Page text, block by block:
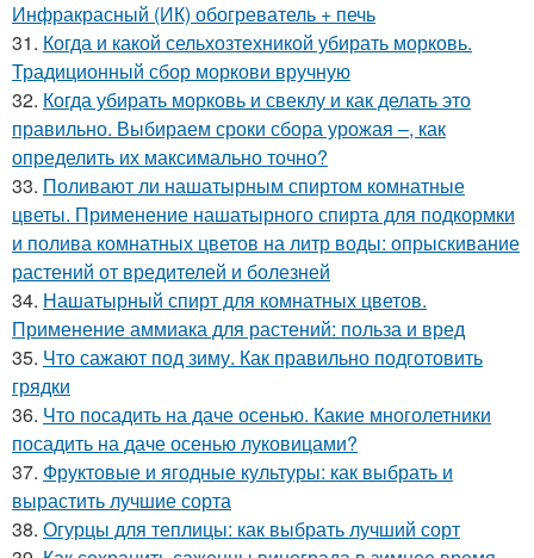
Инфракрасный (ИК) обогреватель + печь
31. Когда и какой сельхозтехникой убирать морковь.
Традиционный сбор моркови вручную
32. Когда убирать морковь и свеклу и как делать это
правильно. Выбираем сроки сбора урожая –, как
определить их максимально точно?
33. Поливают ли нашатырным спиртом комнатные
цветы. Применение нашатырного спирта для подкормки
и полива комнатных цветов на литр воды: опрыскивание
растений от вредителей и болезней
34. Нашатырный спирт для комнатных цветов.
Применение аммиака для растений: польза и вред
35. Что сажают под зиму. Как правильно подготовить
грядки
36. Что посадить на даче осенью. Какие многолетники
посадить на даче осенью луковицами?
37. Фруктовые и ягодные культуры: как выбрать и
вырастить лучшие сорта
38. Огурцы для теплицы: как выбрать лучший сорт